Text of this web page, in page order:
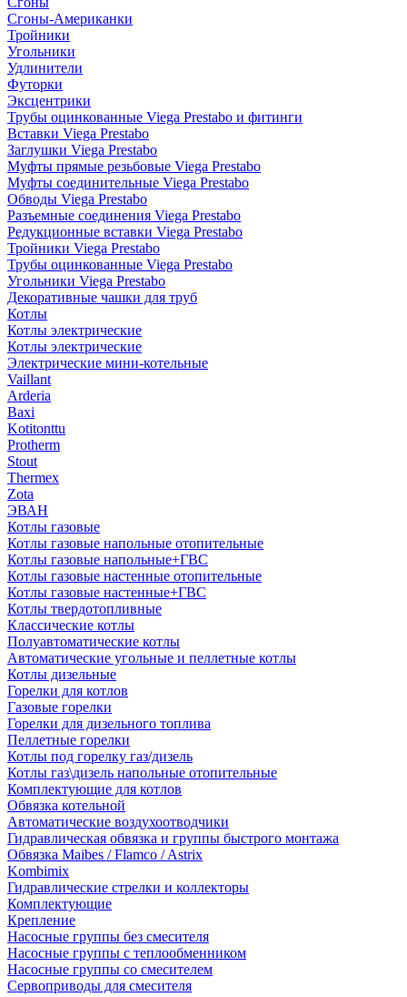
Сгоны-Американки
Тройники
Угольники
Удлинители
Футорки
Эксцентрики
Трубы оцинкованные Viega Prestabo и фитинги
Вставки Viega Prestabo
Заглушки Viega Prestabo
Муфты прямые резьбовые Viega Prestabo
Муфты соединительные Viega Prestabo
Обводы Viega Prestabo
Разъемные соединения Viega Prestabo
Редукционные вставки Viega Prestabo
Тройники Viega Prestabo
Трубы оцинкованные Viega Prestabo
Угольники Viega Prestabo
Декоративные чашки для труб
Котлы
Котлы электрические
Котлы электрические
Электрические мини-котельные
Vaillant
Arderia
Baxi
Kotitonttu
Protherm
Stout
Thermex
Zota
ЭВАН
Котлы газовые
Котлы газовые напольные отопительные
Котлы газовые напольные+ГВС
Котлы газовые настенные отопительные
Котлы газовые настенные+ГВС
Котлы твердотопливные
Классические котлы
Полуавтоматические котлы
Автоматические угольные и пеллетные котлы
Котлы дизельные
Горелки для котлов
Газовые горелки
Горелки для дизельного топлива
Пеллетные горелки
Котлы под горелку газ/дизель
Котлы газ\дизель напольные отопительные
Комплектующие для котлов
Обвязка котельной
Автоматические воздухоотводчики
Гидравлическая обвязка и группы быстрого монтажа
Обвязка Maibes / Flamco / Astrix
Kombimix
Гидравлические стрелки и коллекторы
Комплектующие
Крепление
Насосные группы без смесителя
Насосные группы с теплообменником
Насосные группы со смесителем
Сервоприводы для смесителя